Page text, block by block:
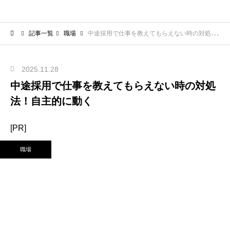
記事一覧 職場 中途採用で仕事を教えてもらえない時の対処法！自主的に動く
2025.11.28
中途採用で仕事を教えてもらえない時の対処
法！自主的に動く
[PR]
職場